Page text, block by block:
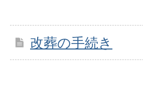
改葬の手続き